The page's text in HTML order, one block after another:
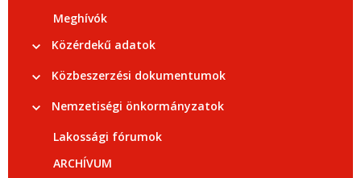
Meghívók
Közérdekű adatok
Közbeszerzési dokumentumok
Nemzetiségi önkormányzatok
Lakossági fórumok
ARCHÍVUM